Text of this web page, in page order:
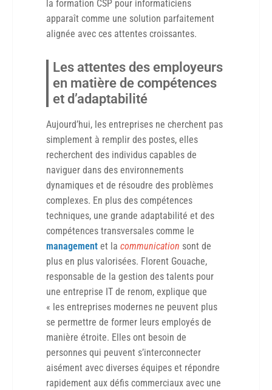
la formation CSP pour informaticiens
apparaît comme une solution parfaitement
alignée avec ces attentes croissantes.
Les attentes des employeurs
en matière de compétences
et d’adaptabilité
Aujourd’hui, les entreprises ne cherchent pas
simplement à remplir des postes, elles
recherchent des individus capables de
naviguer dans des environnements
dynamiques et de résoudre des problèmes
complexes. En plus des compétences
techniques, une grande adaptabilité et des
compétences transversales comme le
management et la communication sont de
plus en plus valorisées. Florent Gouache,
responsable de la gestion des talents pour
une entreprise IT de renom, explique que
« les entreprises modernes ne peuvent plus
se permettre de former leurs employés de
manière étroite. Elles ont besoin de
personnes qui peuvent s’interconnecter
aisément avec diverses équipes et répondre
rapidement aux défis commerciaux avec une